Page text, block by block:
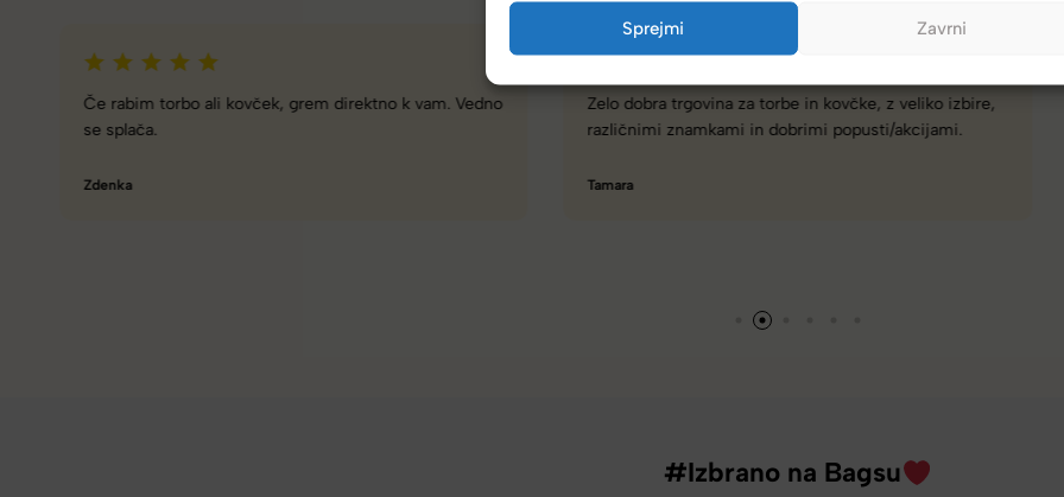
Sprejmi Zavrni
Zelo dobra trgovina za torbe in kovčke, z veliko izbire,
različnimi znamkami in dobrimi popusti/akcijami.
Tamara
Spletna ali fizična trgovina z zelo dobro izbiro torbic,
nahrbtnikov, kovčkov in še več.
Hanah
#Izbrano na Bagsu